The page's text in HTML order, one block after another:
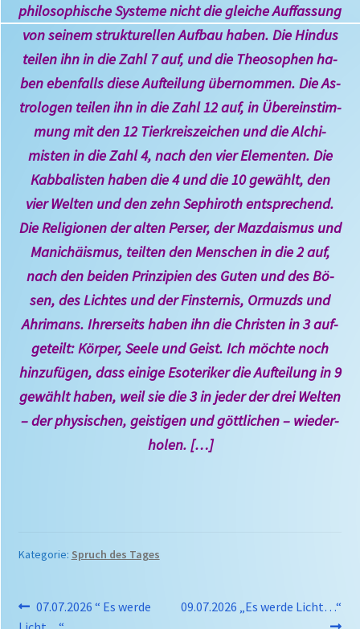
phi­lo­sophi­sche Sys­teme nicht die glei­che Auf­fas­sung
von sei­nem struktu­rellen Auf­bau ha­ben. Die Hin­dus
tei­len ihn in die Zahl 7 auf, und die Theo­so­phen ha­
ben eben­falls die­se Auf­tei­lung über­nom­men. Die As­
tro­lo­gen tei­len ihn in die Zahl 12 auf, in Über­ein­stim­
mung mit den 12 Tier­kreis­zei­chen und die Alchi­
misten in die Zahl 4, nach den vier Ele­menten. Die
Kabba­listen ha­ben die 4 und die 10 ge­wählt, den
vier Wel­ten und den zehn Sephiroth ent­spre­chend.
Die Reli­gionen der al­ten Per­ser, der Mazdaismus und
Mani­chäis­mus, teil­ten den Men­schen in die 2 auf,
nach den bei­den Prinzi­pien des Gu­ten und des Bö­
sen, des Lich­tes und der Fins­ter­nis, Or­muzds und
Ahrimans. Ih­rer­seits ha­ben ihn die Chris­ten in 3 auf­
ge­teilt: Kör­per, See­le und Geist. Ich möch­te noch
hin­zufü­gen, dass eini­ge Esote­riker die Auf­tei­lung in 9
ge­wählt ha­ben, weil sie die 3 in je­der der drei Wel­ten
– der physi­schen, geis­tigen und gött­li­chen – wie­der­
ho­len. […]
Kategorie: Spruch des Tages
Beitragsnavigation
Vorheriger
Beitrag:
07.07.2026 “ Es werde
Nächster
09.07.2026 „Es werde Licht…“